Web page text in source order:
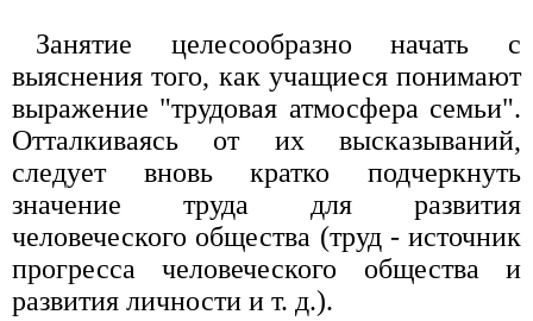
Занятие целесообразно начать с
выяснения того, как учащиеся понимают
выражение "трудовая атмосфера семьи".
Отталкиваясь от их высказываний,
следует вновь кратко подчеркнуть
значение труда для развития
человеческого общества (труд - источник
прогресса человеческого общества и
развития личности и т. д.).